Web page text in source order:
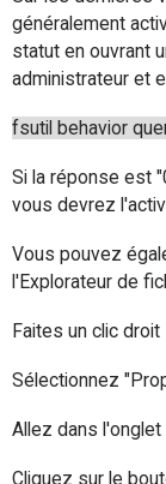
généralement
statut en ouvrant
administrateur et
fsutil behavior
Si la réponse est
vous devrez
Vous pouvez
l'Explorateur de
Faites un clic
Sélectionnez
Allez dans l'onglet
Cliquez sur le